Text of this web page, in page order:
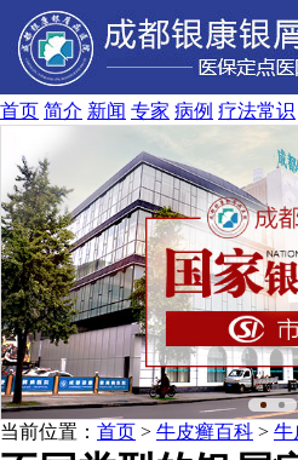
首页 简介 新闻 专家 病例 疗法常识
当前位置： 首页 > 牛皮癣百科 > 牛